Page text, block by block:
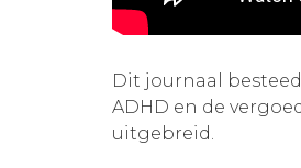
Dit journaal
ADHD en de
uitgebreid.